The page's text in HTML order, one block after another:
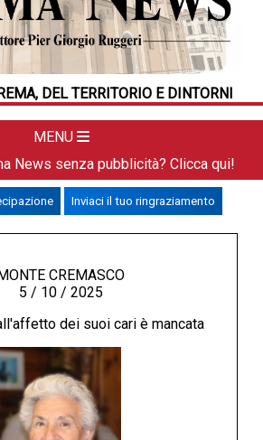
DEL TERRITORIO E DINTORNI
MENU
POLITICA
LA FOTO
DAL TERRITORIO
APPUNTAMENTI
LA PIAZZA
ANIMALI
NECROLOGI
ACCEDI
News senza pubblicità? Clicca qui!
Inviaci il tuo ringraziamento
CREMASCO
5 / 10 / 2025
dei suoi cari è mancata